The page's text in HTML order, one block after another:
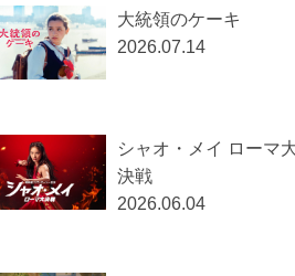
大統領のケーキ
2026.07.14
シャオ・メイ ローマ
決戦
2026.06.04